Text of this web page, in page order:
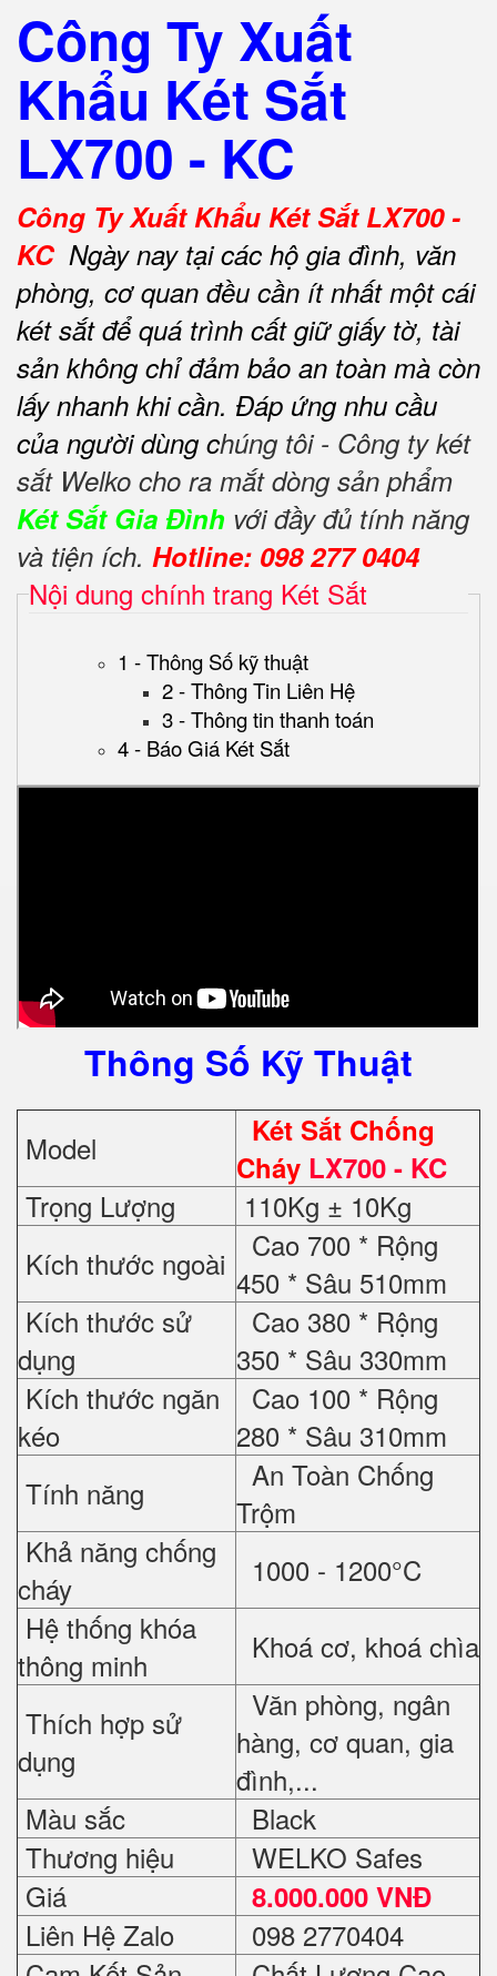
Công Ty Xuất
Khẩu Két Sắt
LX700 - KC
Công Ty Xuất Khẩu Két Sắt LX700 -
KC Ngày nay tại các hộ gia đình, văn
phòng, cơ quan đều cần ít nhất một cái
két sắt để quá trình cất giữ giấy tờ, tài
sản không chỉ đảm bảo an toàn mà còn
lấy nhanh khi cần. Đáp ứng nhu cầu
của người dùng chúng tôi - Công ty két
sắt Welko cho ra mắt dòng sản phẩm
Két Sắt Gia Đình với đầy đủ tính năng
và tiện ích. Hotline: 098 277 0404
Nội dung chính trang Két Sắt
1 - Thông Số kỹ thuật
2 - Thông Tin Liên Hệ
3 - Thông tin thanh toán
4 - Báo Giá Két Sắt
Thông Số Kỹ Thuật
Model
Két Sắt Chống
Cháy LX700 - KC
Trọng Lượng
110Kg ± 10Kg
Kích thước ngoài
Cao 700 * Rộng
450 * Sâu 510mm
Kích thước sử
dụng
Cao 380 * Rộng
350 * Sâu 330mm
Kích thước ngăn
kéo
Cao 100 * Rộng
280 * Sâu 310mm
Tính năng
An Toàn Chống
Trộm
Khả năng chống
cháy
1000 - 1200°C
Hệ thống khóa
thông minh
Khoá cơ, khoá chìa
Thích hợp sử
dụng
Văn phòng, ngân
hàng, cơ quan, gia
đình,...
Màu sắc
Black
Thương hiệu
WELKO Safes
Giá
8.000.000 VNĐ
Liên Hệ Zalo
098 2770404